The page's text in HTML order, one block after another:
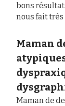
bons
nous fait
Maman
Maman de